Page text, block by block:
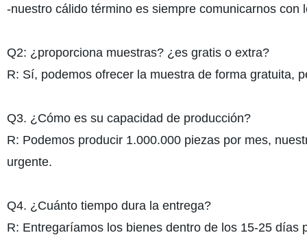
-nuestro cálido término es siempre comunicarnos
Q2: ¿proporciona muestras? ¿es gratis o extra?
R: Sí, podemos ofrecer la muestra de forma gratuita,
Q3. ¿Cómo es su capacidad de producción?
R: Podemos producir 1.000.000 piezas por mes,
urgente.
Q4. ¿Cuánto tiempo dura la entrega?
R: Entregaríamos los bienes dentro de los 15-25